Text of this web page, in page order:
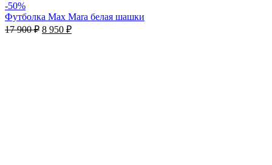
-50%
Футболка Max Mara белая шашки
17 900₽ 8 950 ₽